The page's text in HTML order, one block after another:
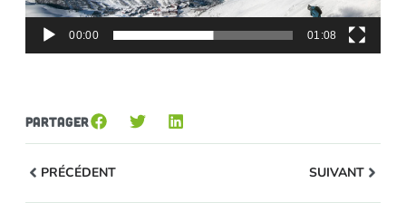
00:00 01:08
Partager
PRÉCÉDENT SUIVANT